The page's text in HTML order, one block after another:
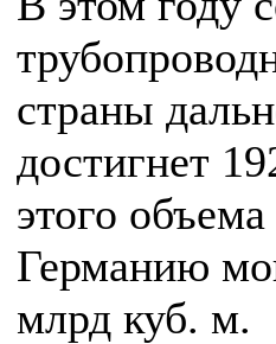
страны
достигнет
этого
Германию
млрд куб. м.